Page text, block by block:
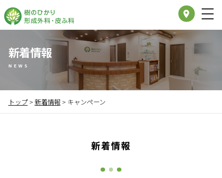
place
新着情報
NEWS
トップ> 新着情報> キャンペーン
新着情報